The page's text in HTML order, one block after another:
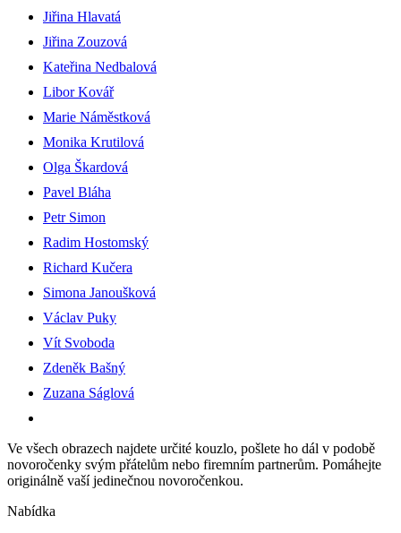
Jiřina Hlavatá
Jiřina Zouzová
Kateřina Nedbalová
Libor Kovář
Marie Náměstková
Monika Krutilová
Olga Škardová
Pavel Bláha
Petr Simon
Radim Hostomský
Richard Kučera
Simona Janoušková
Václav Puky
Vít Svoboda
Zdeněk Bašný
Zuzana Ságlová
Ve všech obrazech najdete určité kouzlo, pošlete ho dál v podobě
novoročenky svým přátelům nebo firemním partnerům. Pomáhejte
originálně vaší jedinečnou novoročenkou.
Nabídka